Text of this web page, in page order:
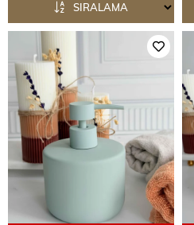
SIRALAMA